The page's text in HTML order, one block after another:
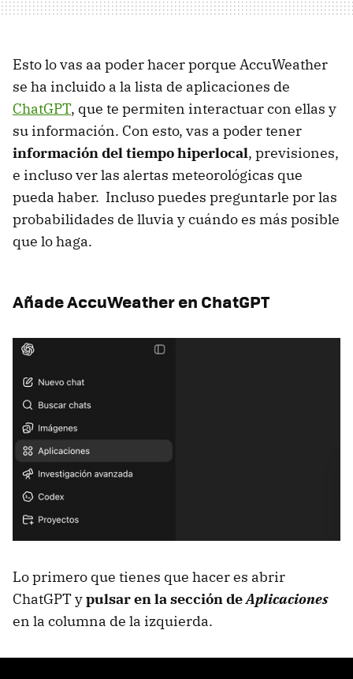
Esto lo vas aa poder hacer porque AccuWeather
se ha incluido a la lista de aplicaciones de
ChatGPT, que te permiten interactuar con ellas y
su información. Con esto, vas a poder tener
información del tiempo hiperlocal, previsiones,
e incluso ver las alertas meteorológicas que
pueda haber. Incluso puedes preguntarle por las
probabilidades de lluvia y cuándo es más posible
que lo haga.
Añade AccuWeather en ChatGPT
Lo primero que tienes que hacer es abrir
ChatGPT ypulsar en la sección deAplicaciones
en la columna de la izquierda.